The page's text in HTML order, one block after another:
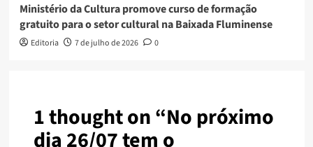
Ministério da Cultura promove curso de formação
gratuito para o setor cultural na Baixada Fluminense
Editoria 7 de julho de 2026 0
1 thought on “No próximo
dia 26/07 tem o